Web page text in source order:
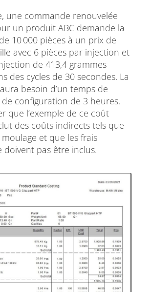
une commande renouvelée
un produit ABC demande la
10 000 pièces à un prix de
avec 6 pièces par injection et
de 413,4 grammes
des cycles de 30 secondes. La
besoin d’un temps de
configuration de 3 heures.
que l’exemple de ce coût
des coûts indirects tels que
et que les frais
doivent pas être inclus.